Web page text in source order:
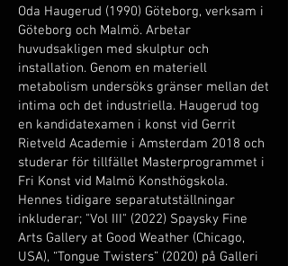
Oda Haugerud (1990) Göteborg, verksam i
Göteborg och Malmö. Arbetar
huvudsakligen med skulptur och
installation. Genom en materiell
metabolism undersöks gränser mellan det
intima och det industriella. Haugerud tog
en kandidatexamen i konst vid Gerrit
Rietveld Academie i Amsterdam 2018 och
studerar för tillfället Masterprogrammet i
Fri Konst vid Malmö Konsthögskola.
Hennes tidigare separatutställningar
inkluderar; "Vol III" (2022) Spaysky Fine
Arts Gallery at Good Weather (Chicago,
USA), “Tongue Twisters” (2020) på Galleri